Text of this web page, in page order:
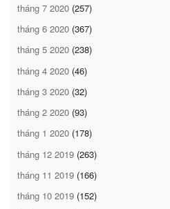
tháng 7 2020 (257)
tháng 6 2020 (367)
tháng 5 2020 (238)
tháng 4 2020 (46)
tháng 3 2020 (32)
tháng 2 2020 (93)
tháng 1 2020 (178)
tháng 12 2019 (263)
tháng 11 2019 (166)
tháng 10 2019 (152)